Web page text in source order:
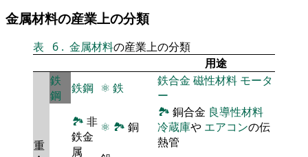
金属材料の産業上の分類
表 6 . 金属材料の産業上の分類
用途
重
鉄
鋼
鉄鋼 ⚛ 鉄 鉄合金 磁性材料 モータ
ー
🏞 非
鉄金
属
⚛ 🏞 銅
🏞 銅合金 良導性材料
冷蔵庫や エアコンの伝
熱管